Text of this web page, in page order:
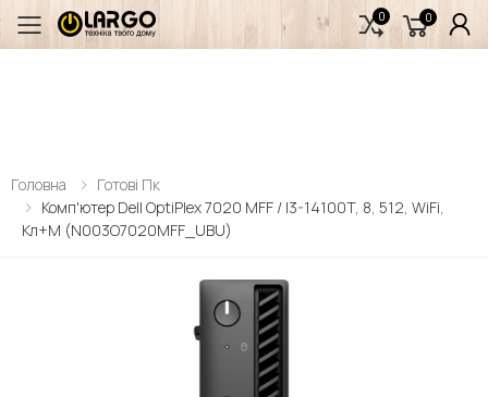
Переключити мобільне меню
0 0
Головна
Готові Пк
Комп'ютер Dell OptiPlex 7020 MFF / I3-14100T, 8, 512, WiFi,
Кл+м (N003O7020MFF_UBU)